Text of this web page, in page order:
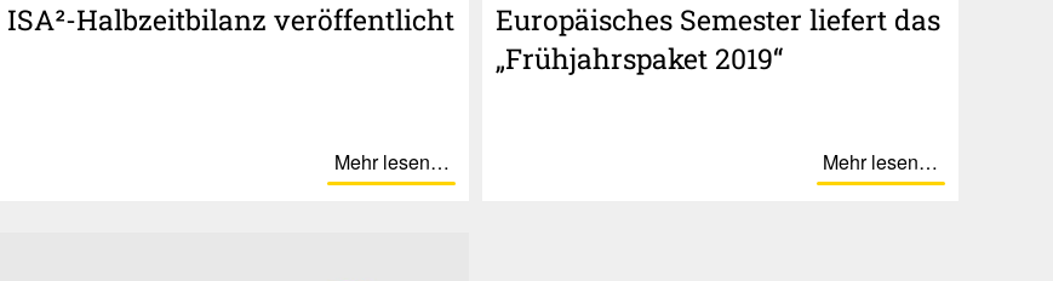
ISA²-Halb­zeit­bi­lanz veröf­fent­licht
Mehr lesen…
Euro­päi­sches Semester liefert das
„Früh­jahrspaket 2019“
Mehr lesen…